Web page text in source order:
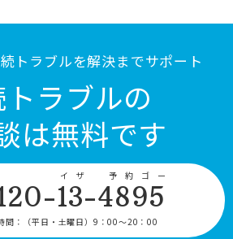
トラブルを解決までサポート
ラブルの
は無料です
13-4895
イザ 予約ゴー
間： （平日・土曜日）9：00〜20：00